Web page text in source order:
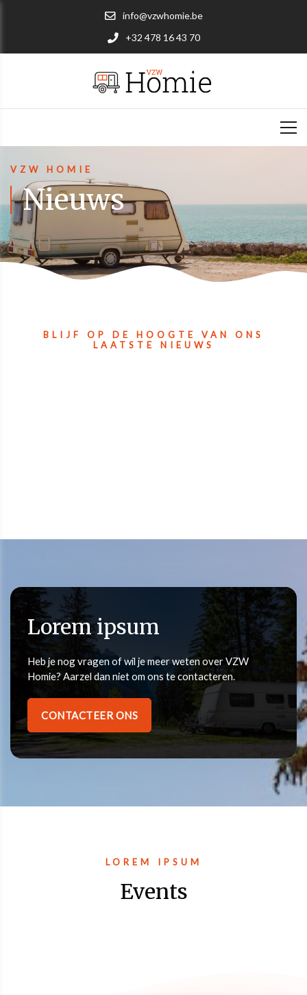
info@vzwhomie.be
+32 478 16 43 70
VZW HOMIE
Nieuws
BLIJF OP DE HOOGTE VAN ONS
LAATSTE NIEUWS
Lorem ipsum
Heb je nog vragen of wil je meer weten over VZW
Homie? Aarzel dan niet om ons te contacteren.
CONTACTEER ONS
LOREM IPSUM
Events